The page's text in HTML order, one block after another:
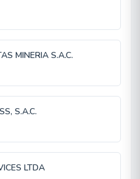
MINERIA S.A.C.
S.A.C.
LTDA